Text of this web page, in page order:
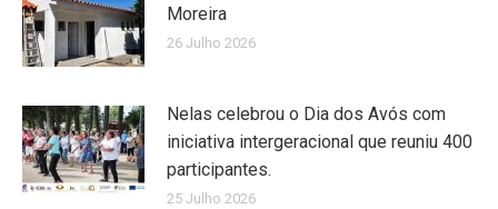
Moreira
26 Julho 2026
Nelas celebrou o Dia dos Avós com
iniciativa intergeracional que reuniu 400
participantes.
25 Julho 2026